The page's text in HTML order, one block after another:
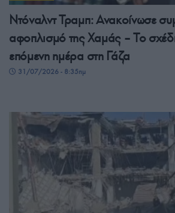
Ντόναλντ Τραμπ: Ανακοίνωσε
αφοπλισμό της Χαμάς – Το
επόμενη ημέρα στη Γάζα
31/07/2026 - 8:35πμ